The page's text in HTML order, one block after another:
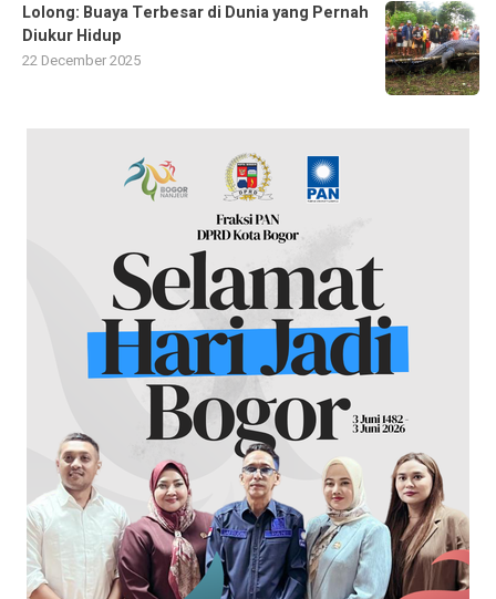
Lolong: Buaya Terbesar di Dunia yang Pernah
Diukur Hidup
22 December 2025